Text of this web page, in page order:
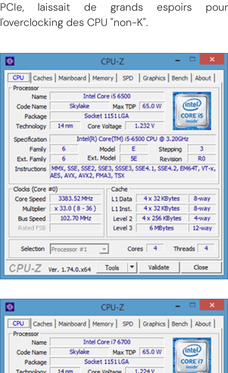
PCIe, laissait de grands espoirs pour
l'overclocking des CPU "non-K".